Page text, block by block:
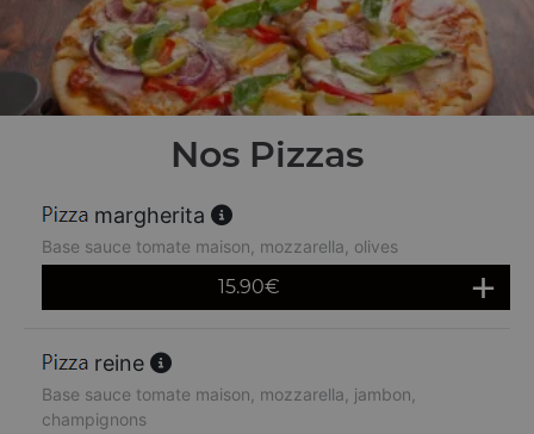
Nos Pizzas
margherita
Base sauce tomate maison, mozzarella, olives
15.90€
reine
Base sauce tomate maison, mozzarella, jambon,
champignons